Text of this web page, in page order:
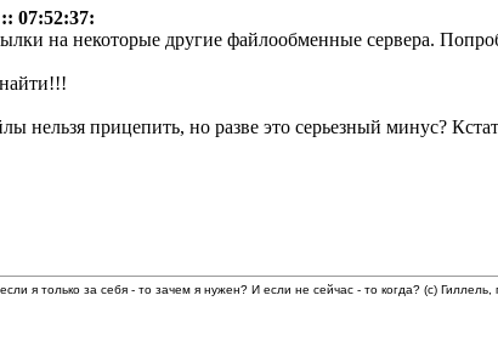
07:52:37:
на некоторые другие файлообменные сервера.
нельзя прицепить, но разве это серьезный минус?
я только за себя - то зачем я нужен? И если не сейчас - то когда? (с)